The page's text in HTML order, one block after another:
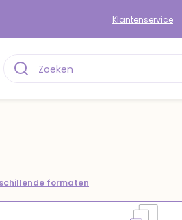
Klantenservice
formaten